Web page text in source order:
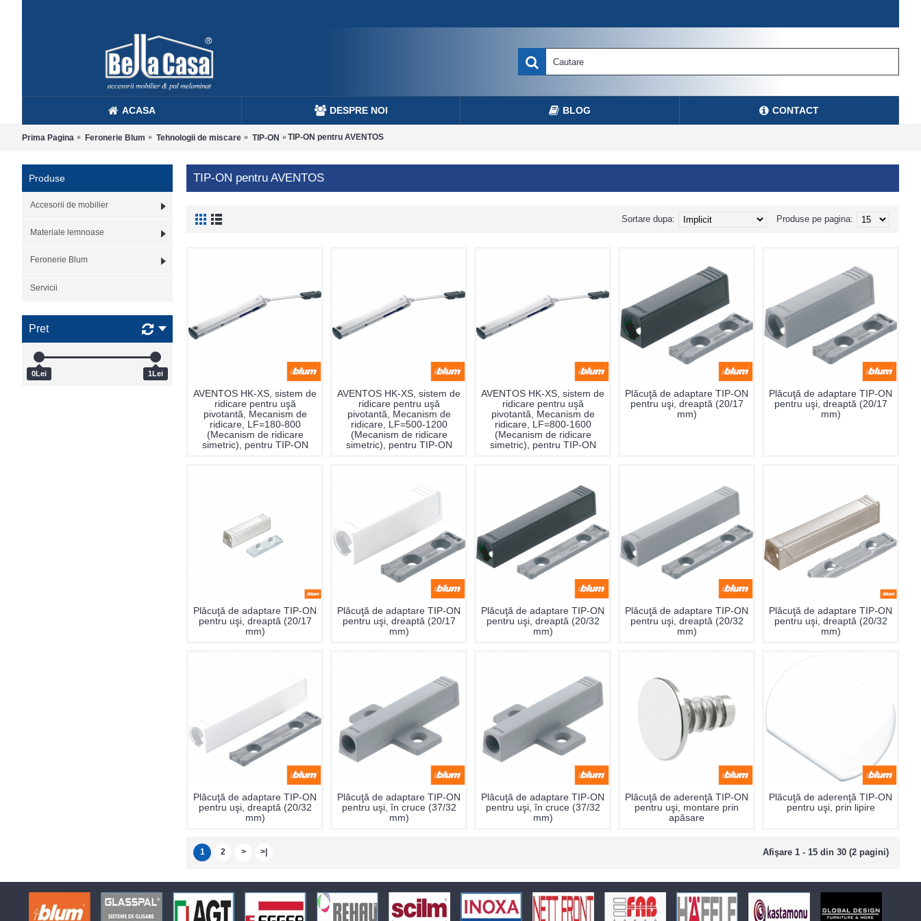
ACASA DESPRE NOI BLOG CONTACT
Prima Pagina Feronerie Blum Tehnologii de miscare TIP-ON TIP-ON pentru AVENTOS
Produse
Accesorii de mobilier
Materiale lemnoase
Feronerie Blum
Servicii
Pret
0Lei 1Lei
TIP-ON pentru AVENTOS
Produse pe pagina:
Sortare dupa:
AVENTOS HK-XS, sistem de
ridicare pentru uşă
pivotantă, Mecanism de
ridicare, LF=180-800
(Mecanism de ridicare
simetric), pentru TIP-ON
AVENTOS HK-XS, sistem de
ridicare pentru uşă
pivotantă, Mecanism de
ridicare, LF=500-1200
(Mecanism de ridicare
simetric), pentru TIP-ON
AVENTOS HK-XS, sistem de
ridicare pentru uşă
pivotantă, Mecanism de
ridicare, LF=800-1600
(Mecanism de ridicare
simetric), pentru TIP-ON
Plăcuţă de adaptare TIP-ON
pentru uşi, dreaptă (20/17
mm)
Plăcuţă de adaptare TIP-ON
pentru uşi, dreaptă (20/17
mm)
Plăcuţă de adaptare TIP-ON
pentru uşi, dreaptă (20/17
mm)
Plăcuţă de adaptare TIP-ON
pentru uşi, dreaptă (20/17
mm)
Plăcuţă de adaptare TIP-ON
pentru uşi, dreaptă (20/32
mm)
Plăcuţă de adaptare TIP-ON
pentru uşi, dreaptă (20/32
mm)
Plăcuţă de adaptare TIP-ON
pentru uşi, dreaptă (20/32
mm)
Plăcuţă de adaptare TIP-ON
pentru uşi, dreaptă (20/32
mm)
Plăcuţă de adaptare TIP-ON
pentru uşi, în cruce (37/32
mm)
Plăcuţă de adaptare TIP-ON
pentru uşi, în cruce (37/32
mm)
Plăcuţă de aderenţă TIP-ON
pentru uşi, montare prin
apăsare
Plăcuţă de aderenţă TIP-ON
pentru uşi, prin lipire
1 2 > >| Afişare 1 - 15 din 30 (2 pagini)